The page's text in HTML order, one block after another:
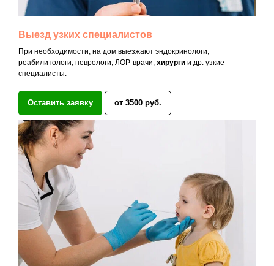
Выезд узких специалистов
При необходимости, на дом выезжают эндокринологи,
реабилитологи, неврологи, ЛОР-врачи, хирурги и др. узкие
специалисты.
Оставить заявку от 3500 руб.